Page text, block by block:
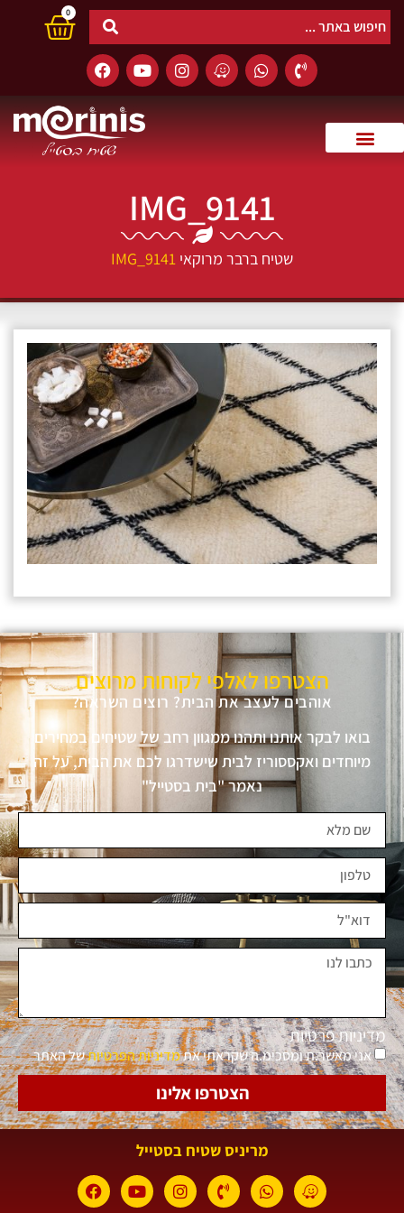
0
IMG_9141
שטיח ברבר מרוקאי IMG_9141
הצטרפו לאלפי לקוחות מרוצים
אוהבים לעצב את הבית? רוצים השראה?
בואו לבקר אותנו ותהנו ממגוון רחב של שטיחים במחירים
מיוחדים ואקססוריז לבית שישדרגו לכם את הבית, על זה
נאמר "בית בסטייל"
מדיניות פרטיות
אני מאשר.ת ומסכימ.ה שקראתי אתמדיניות הפרטיותשל האתר
הצטרפו אלינו
מריניס שטיח בסטייל